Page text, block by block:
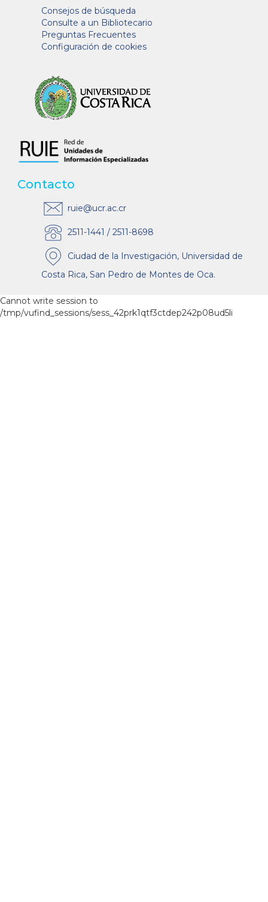
Consejos de búsqueda
Consulte a un Bibliotecario
Preguntas Frecuentes
Configuración de cookies
Contacto
ruie@ucr.ac.cr
2511-1441 / 2511-8698
Ciudad de la Investigación, Universidad de
Costa Rica, San Pedro de Montes de Oca.
Cannot write session to
/tmp/vufind_sessions/sess_42prk1qtf3ctdep242p08ud5li